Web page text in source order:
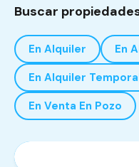
Buscar
En Alquiler
En
En Alquiler
En Venta En Pozo